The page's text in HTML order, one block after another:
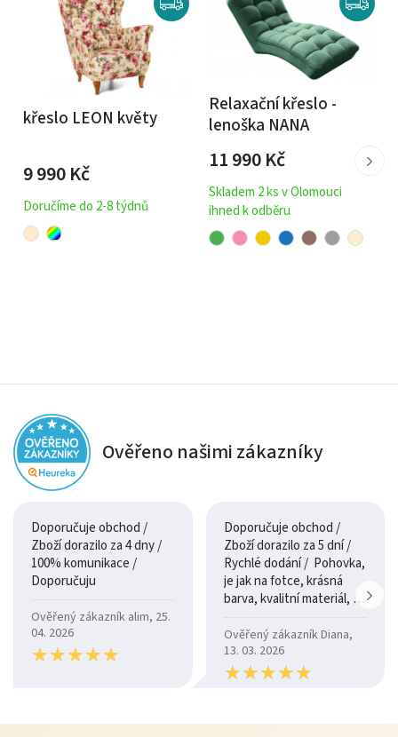
křeslo LEON květy
9 990Kč
Doručíme do 2-8 týdnů
Relaxační křeslo -
lenoška NANA
11 990Kč
Skladem 2 ks v Olomouci
ihned k odběru
Ověřeno našimi zákazníky
Doporučuje obchod /
Zboží dorazilo za 4 dny /
100% komunikace /
Doporučuju
Ověřený zákazník alim, 25.
04. 2026
★★★★★
★★★★★
Doporučuje obchod /
Zboží dorazilo za 5 dní /
Rychlé dodání / Pohovka,
je jak na fotce, krásná
barva, kvalitní materiál, a
Ověřený zákazník Diana,
13. 03. 2026
★★★★★
★★★★★